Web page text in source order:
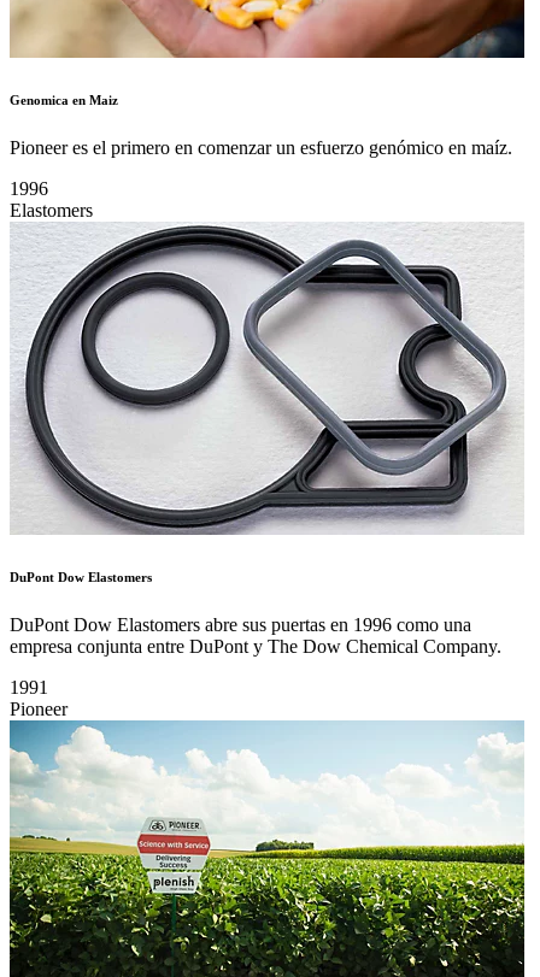
Genomica en Maiz
Pioneer es el primero en comenzar un esfuerzo genómico en maíz.
1996
Elastomers
DuPont Dow Elastomers
DuPont Dow Elastomers abre sus puertas en 1996 como una
empresa conjunta entre DuPont y The Dow Chemical Company.
1991
Pioneer